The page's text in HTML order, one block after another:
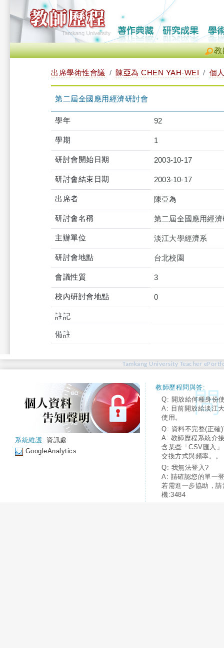
教
出席學術性會議 陳亞為 CHEN YAH-WEI 個
第二屆全國應用經濟研討會
學年 92
學期 1
研討會開始日期 2003-10-17
研討會結束日期 2003-10-17
出席者 陳亞為
研討會名稱 第二屆全國應用經
主辦單位 淡江大學經濟系
研討會地點 台北校園
會議性質 3
校內研討會地點 0
註記
備註
Tamkang University Teacher
系統維護: 資訊處
GoogleAnalytics
教師歷程問與答:
Q: 開放給何種身份
A: 目前開放給淡江
使用。
Q: 資料不完整(正確
A: 教師歷程系統介
含某些「CSV匯入
交換方式與頻率。。
Q: 我無法登入?
A: 請確認您的單一
若需進一步協助，
機:3484